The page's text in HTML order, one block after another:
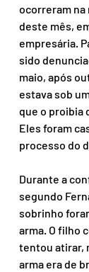
ocorreram na
deste mês,
empresária.
sido
maio, após
estava sob
que o proibia
Eles foram
processo do
Durante a
segundo
sobrinho
arma. O filho
tentou atirar,
arma era de